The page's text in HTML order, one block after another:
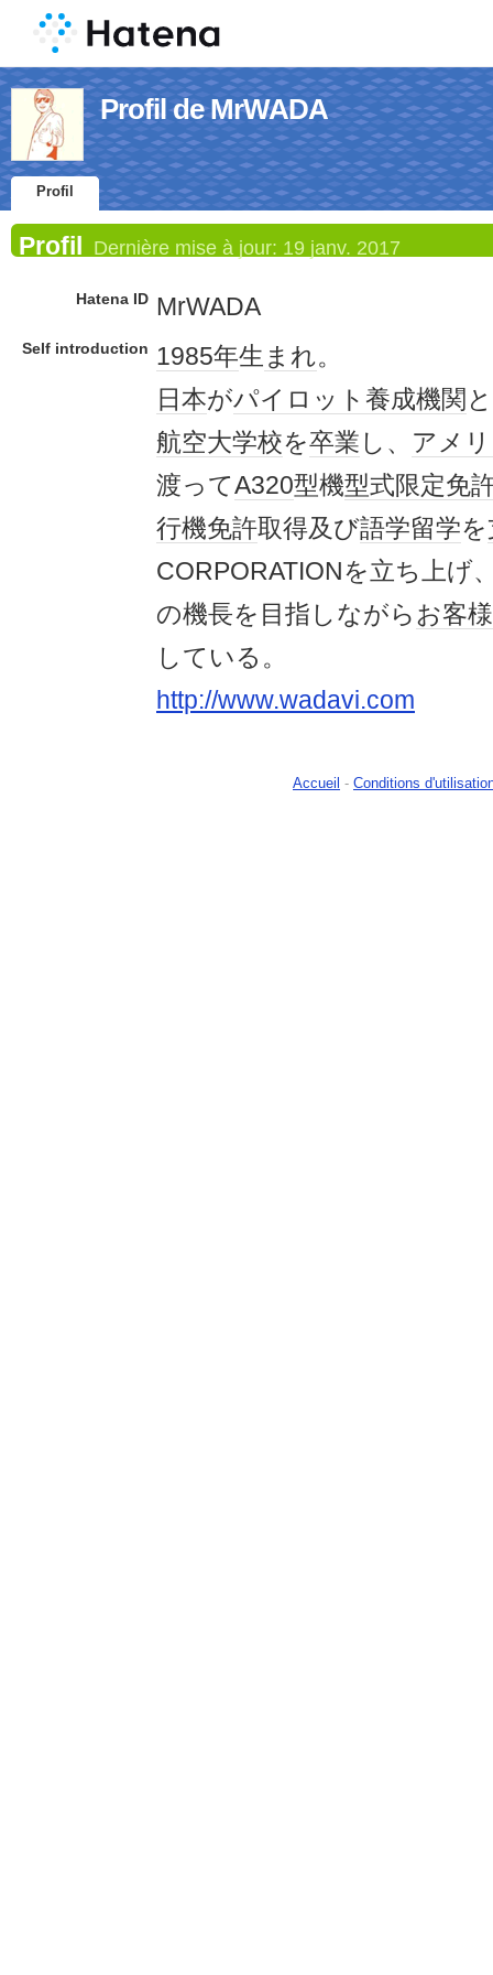
Profil de MrWADA
Profil
Profil Dernière mise à jour: 19 janv. 2017
Hatena ID MrWADA
Self introduction 1985年生 まれ。
日本がパイロット 養成機関
航空大学校を卒業 し、 アメ
渡ってA320型機型式限定免
行機免許取得及び語学留学を
CORPORATIONを立ち上げ
の機長を目指しながらお客様
している。
http://www.wadavi.com
Accueil - Conditions